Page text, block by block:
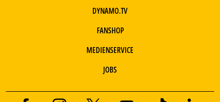
DYNAMO.TV
FANSHOP
MEDIENSERVICE
JOBS